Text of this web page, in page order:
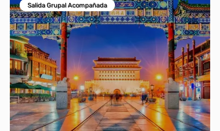
Salida Grupal Acompañada